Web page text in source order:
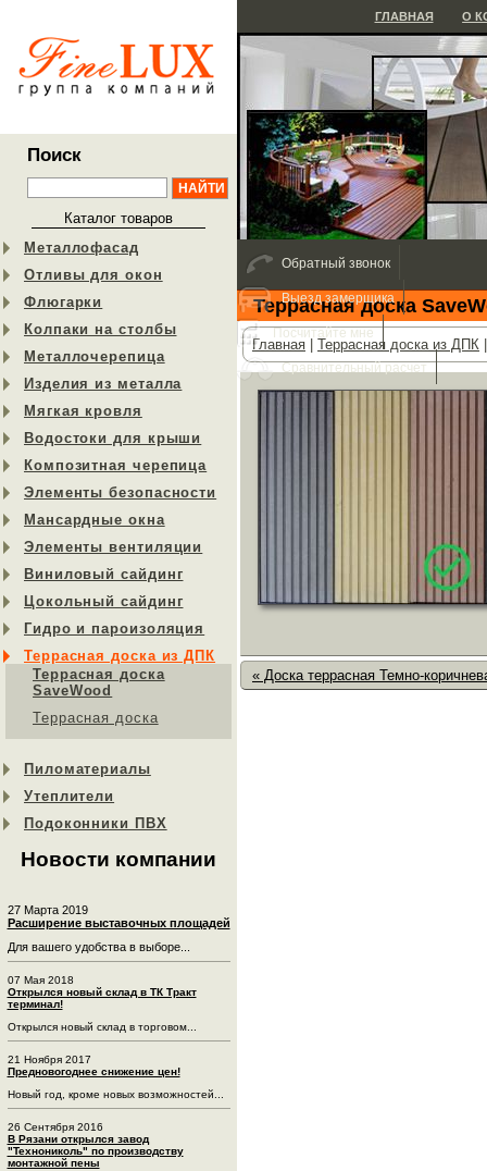
Поиск
Каталог товаров
Металлофасад
Отливы для окон
Флюгарки
Колпаки на столбы
Металлочерепица
Изделия из металла
Мягкая кровля
Водостоки для крыши
Композитная черепица
Элементы безопасности
Мансардные окна
Элементы вентиляции
Виниловый сайдинг
Цокольный сайдинг
Гидро и пароизоляция
Террасная доска из ДПК
Террасная доска
SaveWood
Террасная доска
Пиломатериалы
Утеплители
Подоконники ПВХ
Новости компании
27 Марта 2019
Расширение выставочных площадей
Для вашего удобства в выборе...
07 Мая 2018
Открылся новый склад в ТК Тракт
терминал!
Открылся новый склад в торговом...
21 Ноября 2017
Предновогоднее снижение цен!
Новый год, кроме новых возможностей...
26 Сентября 2016
В Рязани открылся завод
"Технониколь" по производству
монтажной пены
ГЛАВНАЯ О
Террасная доска
Главная Террасная доска из ДПК
« Доска террасная Темно-
Обратный звонок
Выезд замерщика
Посчитайте мне
Сравнительный расчет